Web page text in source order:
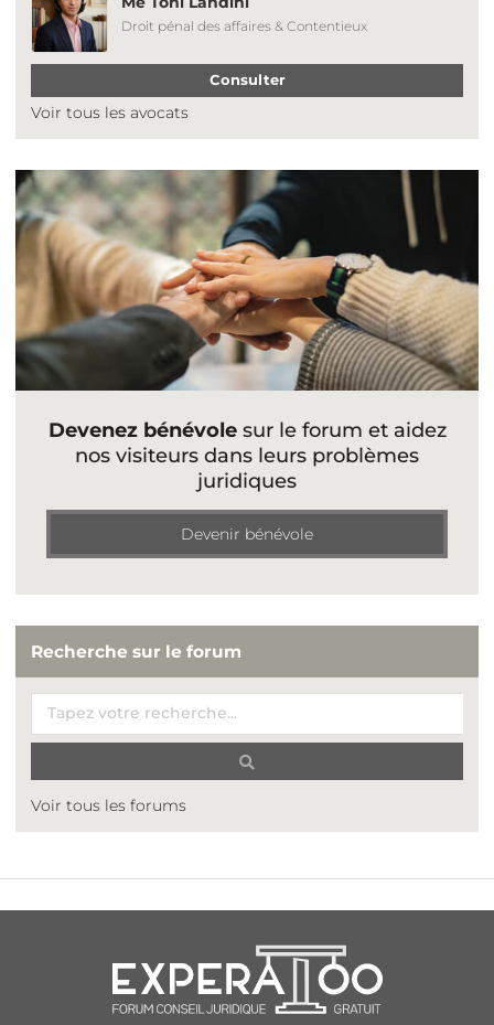
Droit pénal des affaires & Contentieux
Consulter
Voir tous les avocats
Devenez bénévolesur le forum et aidez
nos visiteurs dans leurs problèmes
juridiques
Devenir bénévole
Recherche sur le forum
Voir tous les forums